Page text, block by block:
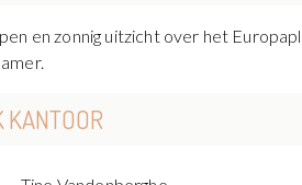
en zonnig uitzicht over het